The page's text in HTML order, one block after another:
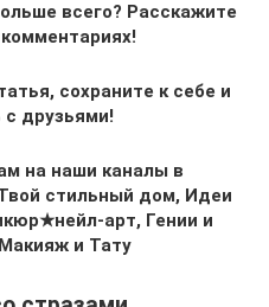
всего? Расскажите
сохраните к себе и
с друзьями!
на наши каналы в
стильный дом, Идеи
арт, Гении и
Макияж и Тату